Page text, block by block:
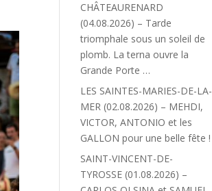
CHÂTEAURENARD
(04.08.2026) – Tarde
triomphale sous un soleil de
plomb. La terna ouvre la
Grande Porte …
LES SAINTES-MARIES-DE-LA-
MER (02.08.2026) – MEHDI,
VICTOR, ANTONIO et les
GALLON pour une belle fête !
SAINT-VINCENT-DE-
TYROSSE (01.08.2026) –